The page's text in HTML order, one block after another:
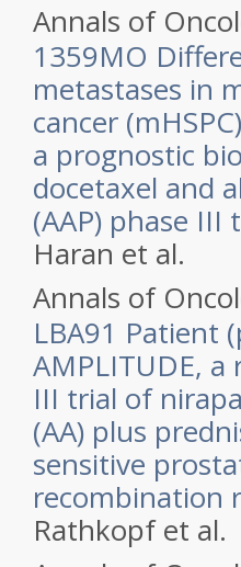
Annals of
1359MO
metastases in
cancer
a prognostic
docetaxel and
(AAP) phase III
Haran et al.
Annals of
LBA91 Patient
AMPLITUDE,
III trial of
(AA) plus
sensitive
recombination
Rathkopf et al.